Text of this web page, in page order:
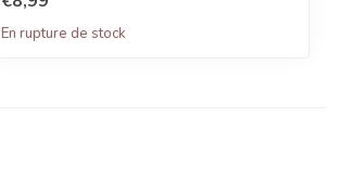
En rupture de stock